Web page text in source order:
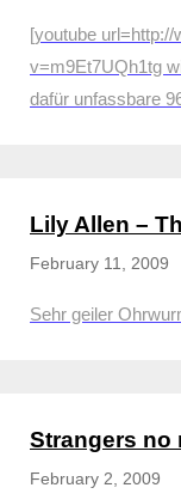
[youtube
v=m9Et7UQh1tg
dafür unfassbare
Lily Allen –
February 11, 2009
Sehr geiler
Strangers no
February 2, 2009